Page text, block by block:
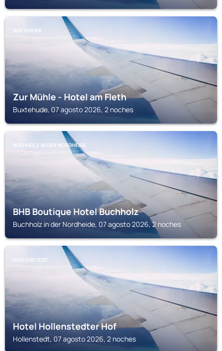
BUXTEHUDE
Zur Mühle - Hotel am Fleth
Buxtehude, 07 agosto 2026, 2 noches
BUCHHOLZ IN DER NORDHEIDE
BHB Boutique Hotel Buchholz
Buchholz in der Nordheide, 07 agosto 2026, 2 noches
HOLLENSTEDT
Hotel Hollenstedter Hof
Hollenstedt, 07 agosto 2026, 2 noches